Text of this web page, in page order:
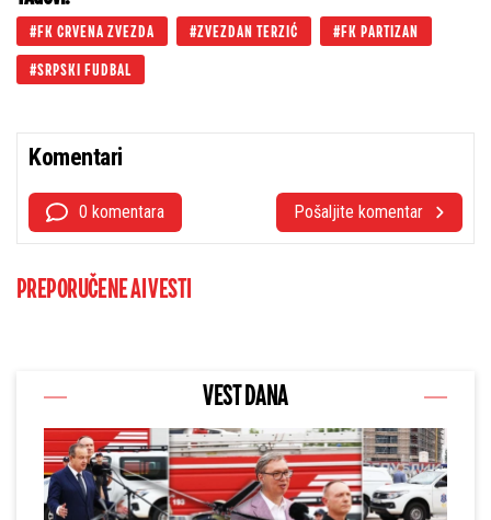
FK CRVENA ZVEZDA ZVEZDAN TERZIĆ FK PARTIZAN
SRPSKI FUDBAL
Komentari
0 komentara Pošaljite komentar
PREPORUČENE AI VESTI
VEST DANA